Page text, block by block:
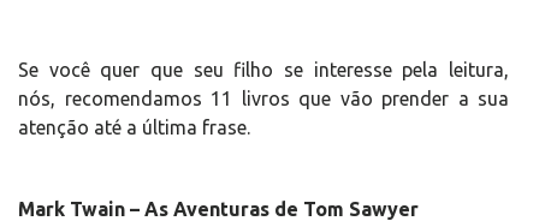
Se você quer que seu filho se interesse pela leitura,
nós, recomendamos 11 livros que vão prender a sua
atenção até a última frase.
Mark Twain – As Aventuras de Tom Sawyer